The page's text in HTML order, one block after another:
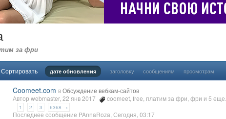
за фри
Сортировать дате обновления заголовку сообщениям просмотрам
Coomeet.com вОбсуждение вебкам-сайтов
Авторwebmaster, 22 янв 2017 coomeet ,free платим за фри ,фри и 5 еще...
1 2 3 6368 →
Последнее сообщение PAnnaRoza ,Сегодня, 03:17